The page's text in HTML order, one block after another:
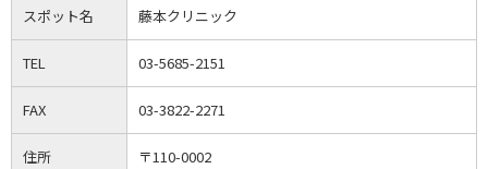
スポット名 藤本クリニック
TEL 03-5685-2151
FAX 03-3822-2271
住所
〒110-0002